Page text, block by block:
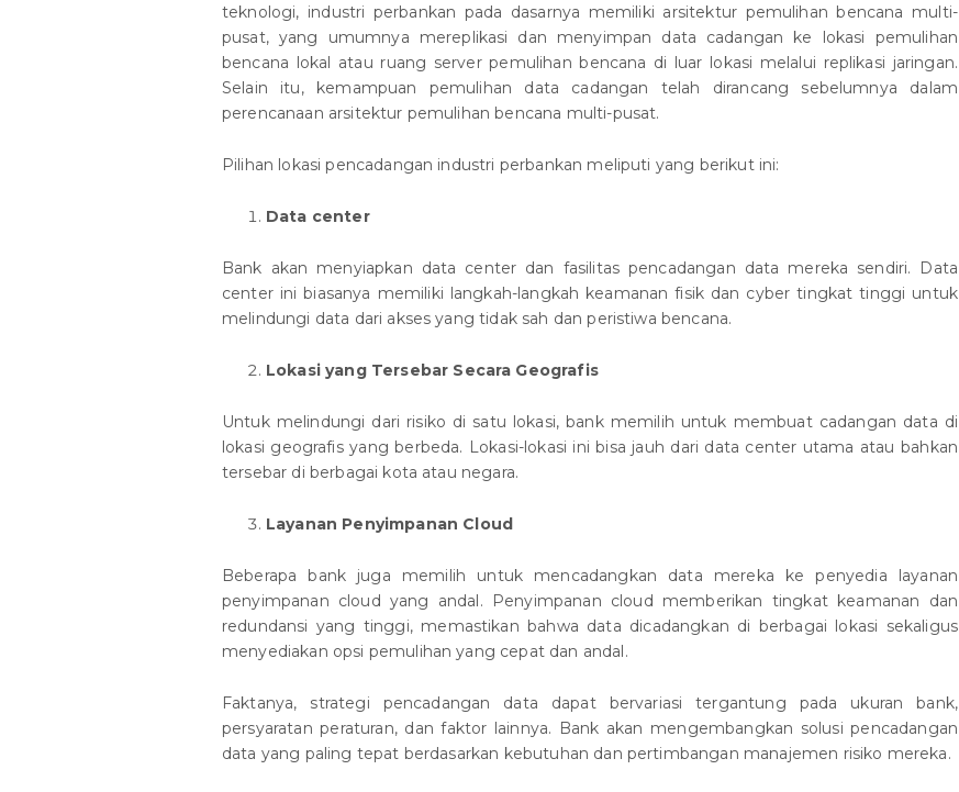
teknologi, industri perbankan pada dasarnya memiliki arsitektur pemulihan bencana multi-
pusat, yang umumnya mereplikasi dan menyimpan data cadangan ke lokasi pemulihan
bencana lokal atau ruang server pemulihan bencana di luar lokasi melalui replikasi jaringan.
Selain itu, kemampuan pemulihan data cadangan telah dirancang sebelumnya dalam
perencanaan arsitektur pemulihan bencana multi-pusat.
Pilihan lokasi pencadangan industri perbankan meliputi yang berikut ini:
Data center
Bank akan menyiapkan data center dan fasilitas pencadangan data mereka sendiri. Data
center ini biasanya memiliki langkah-langkah keamanan fisik dan cyber tingkat tinggi untuk
melindungi data dari akses yang tidak sah dan peristiwa bencana.
Lokasi yang Tersebar Secara Geografis
Untuk melindungi dari risiko di satu lokasi, bank memilih untuk membuat cadangan data di
lokasi geografis yang berbeda. Lokasi-lokasi ini bisa jauh dari data center utama atau bahkan
tersebar di berbagai kota atau negara.
Layanan Penyimpanan Cloud
Beberapa bank juga memilih untuk mencadangkan data mereka ke penyedia layanan
penyimpanan cloud yang andal. Penyimpanan cloud memberikan tingkat keamanan dan
redundansi yang tinggi, memastikan bahwa data dicadangkan di berbagai lokasi sekaligus
menyediakan opsi pemulihan yang cepat dan andal.
Faktanya, strategi pencadangan data dapat bervariasi tergantung pada ukuran bank,
persyaratan peraturan, dan faktor lainnya. Bank akan mengembangkan solusi pencadangan
data yang paling tepat berdasarkan kebutuhan dan pertimbangan manajemen risiko mereka.